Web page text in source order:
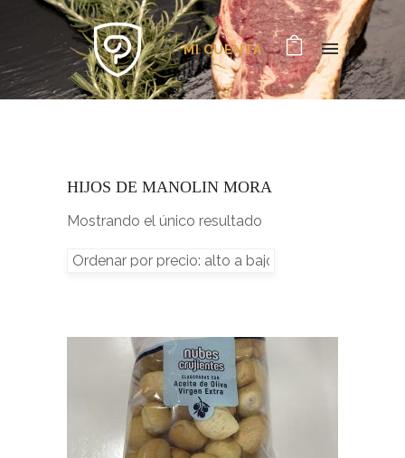
MI CUENTA
HIJOS DE MANOLIN MORA
Mostrando el único resultado